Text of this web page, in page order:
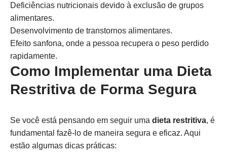
Deficiências nutricionais devido à exclusão de grupos
alimentares.
Desenvolvimento de transtornos alimentares.
Efeito sanfona, onde a pessoa recupera o peso perdido
rapidamente.
Como Implementar uma Dieta
Restritiva de Forma Segura
Se você está pensando em seguir uma dieta restritiva, é
fundamental fazê-lo de maneira segura e eficaz. Aqui
estão algumas dicas práticas: